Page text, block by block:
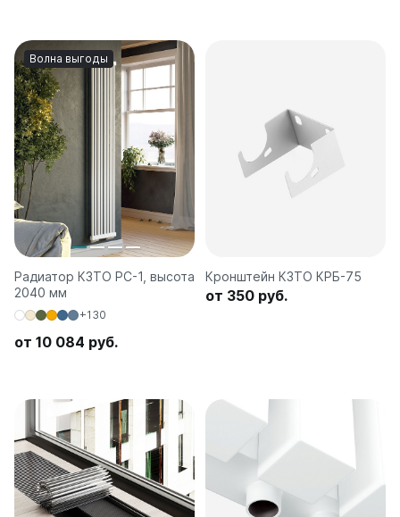
Волна выгоды
Радиатор КЗТО РС-1, высота
2040 мм
+130
от 10 084 руб.
Кронштейн КЗТО КРБ-75
от 350 руб.